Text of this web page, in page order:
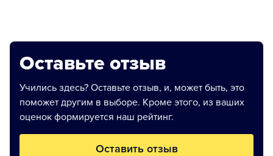
Оставьте отзыв
Учились здесь? Оставьте отзыв, и, может быть, это
поможет другим в выборе. Кроме этого, из ваших
оценок формируется наш рейтинг.
Оставить отзыв